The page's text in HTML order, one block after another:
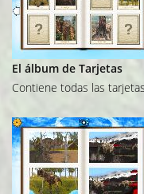
El álbum de Tarjetas
Contiene todas las